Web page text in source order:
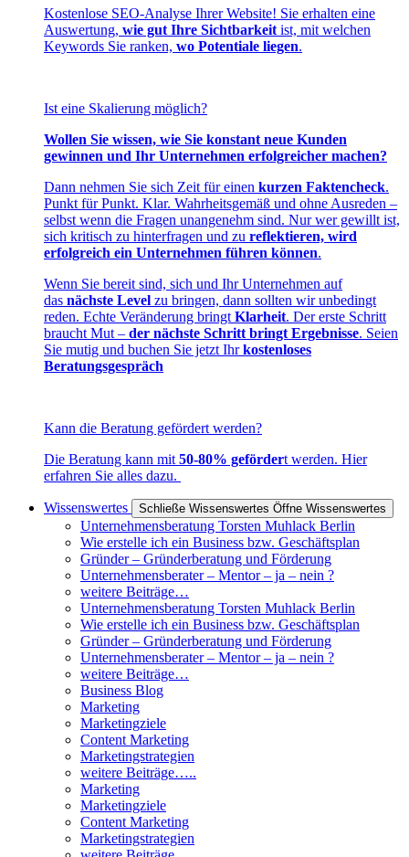
Kostenlose SEO-Analyse Ihrer Website! Sie erhalten eine
Auswertung, wie gut Ihre Sichtbarkeit ist, mit welchen
Keywords Sie ranken, wo Potentiale liegen.
Ist eine Skalierung möglich?
Wollen Sie wissen, wie Sie konstant neue Kunden
gewinnen und Ihr Unternehmen erfolgreicher machen?
Dann nehmen Sie sich Zeit für einen kurzen Faktencheck.
Punkt für Punkt. Klar. Wahrheitsgemäß und ohne Ausreden –
selbst wenn die Fragen unangenehm sind. Nur wer gewillt ist,
sich kritisch zu hinterfragen und zu reflektieren, wird
erfolgreich ein Unternehmen führen können.
Wenn Sie bereit sind, sich und Ihr Unternehmen auf
das nächste Level zu bringen, dann sollten wir unbedingt
reden. Echte Veränderung bringt Klarheit. Der erste Schritt
braucht Mut – der nächste Schritt bringt Ergebnisse. Seien
Sie mutig und buchen Sie jetzt Ihrkostenloses
Beratungsgespräch
Kann die Beratung gefördert werden?
Die Beratung kann mit 50-80% gefördert werden. Hier
erfahren Sie alles dazu.
Wissenswertes Schließe Wissenswertes Öffne Wissenswertes
Unternehmensberatung Torsten Muhlack Berlin
Wie erstelle ich ein Business bzw. Geschäftsplan
Gründer – Gründerberatung und Förderung
Unternehmensberater – Mentor – ja – nein ?
weitere Beiträge…
Unternehmensberatung Torsten Muhlack Berlin
Wie erstelle ich ein Business bzw. Geschäftsplan
Gründer – Gründerberatung und Förderung
Unternehmensberater – Mentor – ja – nein ?
weitere Beiträge…
Business Blog
Marketing
Marketingziele
Content Marketing
Marketingstrategien
weitere Beiträge…..
Marketing
Marketingziele
Content Marketing
Marketingstrategien